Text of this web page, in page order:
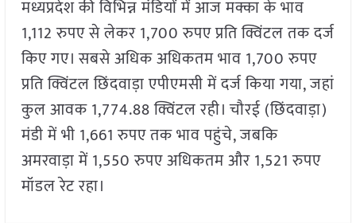
मध्यप्रदेश की विभिन्न मंडियों में आज मक्का के भाव
1,112 रुपए से लेकर 1,700 रुपए प्रति क्विंटल तक दर्ज
किए गए। सबसे अधिक अधिकतम भाव 1,700 रुपए
प्रति क्विंटल छिंदवाड़ा एपीएमसी में दर्ज किया गया, जहां
कुल आवक 1,774.88 क्विंटल रही। चौरई (छिंदवाड़ा)
मंडी में भी 1,661 रुपए तक भाव पहुंचे, जबकि
अमरवाड़ा में 1,550 रुपए अधिकतम और 1,521 रुपए
मॉडल रेट रहा।